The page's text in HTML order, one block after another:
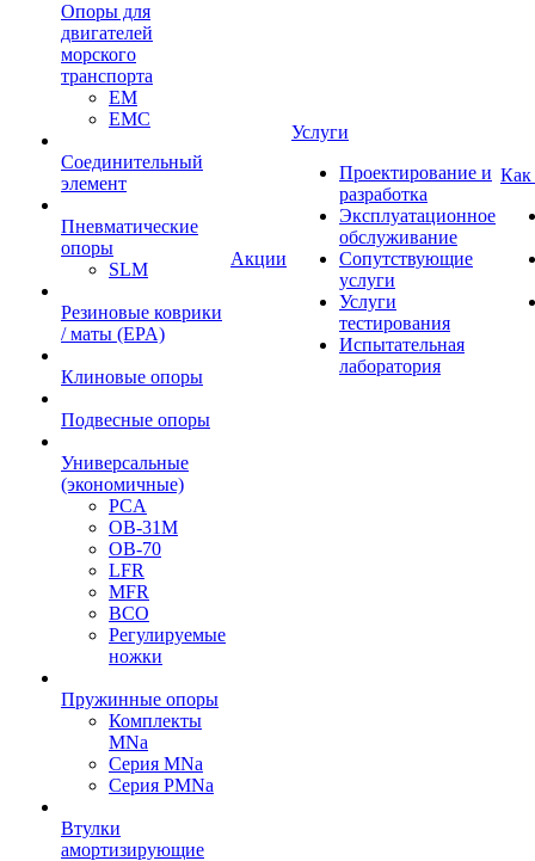
Опоры для
двигателей
морского
транспорта
EM
EMC
Cоединительный
элемент
Пневматические
опоры
SLM
Резиновые коврики
/ маты (EPA)
Клиновые опоры
Подвесные опоры
Универсальные
(экономичные)
PCA
ОВ-31М
OB-70
LFR
MFR
ВСО
Регулируемые
ножки
Пружинные опоры
Комплекты
MNa
Серия MNa
Серия PMNa
Втулки
амортизирующие
Акции
Услуги
Проектирование и
разработка
Эксплуатационное
обслуживание
Сопутствующие
услуги
Услуги
тестирования
Испытательная
лаборатория
Как